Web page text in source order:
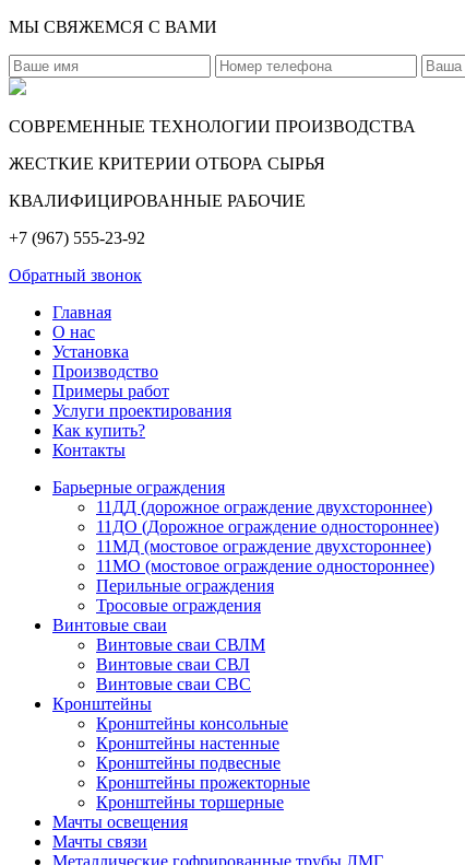
МЫ СВЯЖЕМСЯ С ВАМИ
СОВРЕМЕННЫЕ ТЕХНОЛОГИИ ПРОИЗВОДСТВА
ЖЕСТКИЕ КРИТЕРИИ ОТБОРА СЫРЬЯ
КВАЛИФИЦИРОВАННЫЕ РАБОЧИЕ
+7 (967) 555-23-92
Обратный звонок
Главная
О нас
Установка
Производство
Примеры работ
Услуги проектирования
Как купить?
Контакты
Барьерные ограждения
11ДД (дорожное ограждение двухстороннее)
11ДО (Дорожное ограждение одностороннее)
11МД (мостовое ограждение двухстороннее)
11МО (мостовое ограждение одностороннее)
Перильные ограждения
Тросовые ограждения
Винтовые сваи
Винтовые сваи СВЛМ
Винтовые сваи СВЛ
Винтовые сваи СВС
Кронштейны
Кронштейны консольные
Кронштейны настенные
Кронштейны подвесные
Кронштейны прожекторные
Кронштейны торшерные
Мачты освещения
Мачты связи
Металлические гофрированные трубы ЛМГ